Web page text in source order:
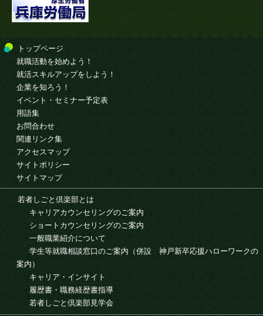
トップページ
就職活動を始めよう！
就活スキルアップをしよう！
企業を知ろう！
イベント・セミナー予定表
用語集
お問合わせ
関連リンク集
アクセスマップ
サイトポリシー
サイトマップ
若者しごと倶楽部とは
キャリアカウンセリングのご案内
ショートカウンセリングのご案内
一般職業紹介について
学生等就職相談窓口のご案内（併設 神戸新卒応援ハローワークの
案内）
キャリア・インサイト
履歴書・職務経歴書指導
若者しごと倶楽部見学会